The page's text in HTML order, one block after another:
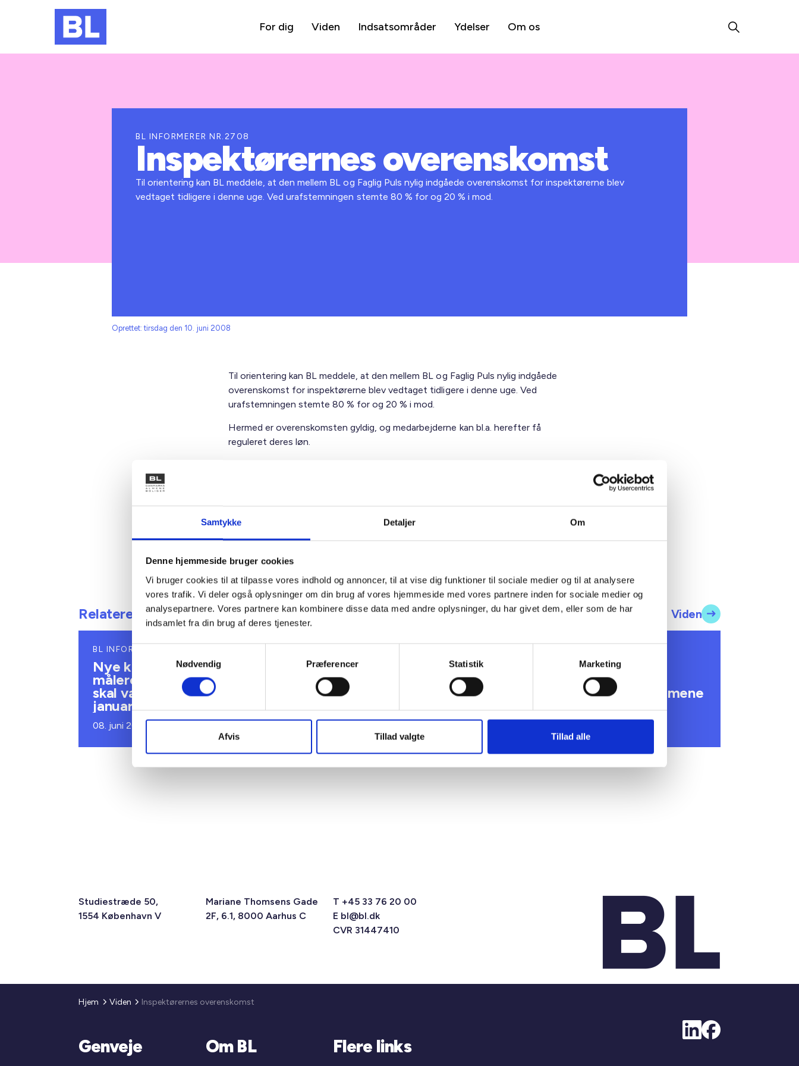
Samtykke Detaljer Om
Denne hjemmeside bruger cookies
Vi bruger cookies til at tilpasse vores indhold og annoncer, til at vise dig funktioner til sociale medier og til at analysere
vores trafik. Vi deler også oplysninger om din brug af vores hjemmeside med vores partnere inden for sociale medier og
analysepartnere. Vores partnere kan kombinere disse data med andre oplysninger, du har givet dem, eller som de har
indsamlet fra din brug af deres tjenester.
Samtykkevalg
Nødvendig
Præferencer Statistik Marketing
Afvis Tillad valgte Tillad alle
For dig Viden Indsatsområder Ydelser Om os
BL INFORMERER NR.2708
Inspektørernes overenskomst
Til orientering kan BL meddele, at den mellem BL og Faglig Puls nylig indgåede overenskomst for inspektørerne blev
vedtaget tidligere i denne uge. Ved urafstemningen stemte 80 % for og 20 % i mod.
Oprettet: tirsdag den 10. juni 2008
Til orientering kan BL meddele, at den mellem BL og Faglig Puls nylig indgåede
overenskomst for inspektørerne blev vedtaget tidligere i denne uge. Ved
urafstemningen stemte 80 % for og 20 % i mod.
Hermed er overenskomsten gyldig, og medarbejderne kan bl.a. herefter få
reguleret deres løn.
Gert Nielsen / Lars Schmidt
Relateret indhold Viden
BL INFORMERER
Nye krav om fjernaflæste
målere – alle ejendomme
skal være klar senest 1.
januar 2027
08. juni 2026
Ansvar for nødforsyning i
plejeboliger ved
forsyningssvigt
08. juni 2026
Sundhedsreformens
konsekvenser for
kommunale lejemål i almene
ældre- og plejeboliger
Studiestræde 50,
1554 København V
Mariane Thomsens Gade
2F, 6.1, 8000 Aarhus C
T +45 33 76 20 00
E bl@bl.dk
CVR 31447410
Hjem Viden Inspektørernes overenskomst
Genveje Om BL Flere links